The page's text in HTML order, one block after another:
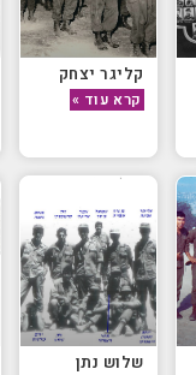
קליגר יצחק
קרא עוד »
שלוש נתן